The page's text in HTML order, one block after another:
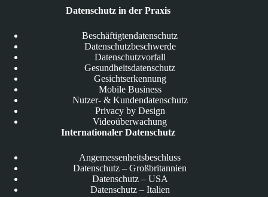
Datenschutz in der Praxis
Beschäftigtendatenschutz
Datenschutzbeschwerde
Datenschutzvorfall
Gesundheitsdatenschutz
Gesichtserkennung
Mobile Business
Nutzer- & Kundendatenschutz
Privacy by Design
Videoüberwachung
Internationaler Datenschutz
Angemessenheitsbeschluss
Datenschutz – Großbritannien
Datenschutz – USA
Datenschutz – Italien